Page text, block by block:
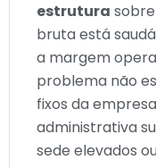
estrutura
bruta está
a margem
problema não
fixos da
administrativa
sede elevados